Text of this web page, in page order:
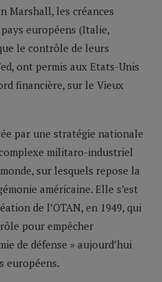
Marshall, les créances
européens (Italie,
le contrôle de leurs
ont permis aux Etats-Unis
financière, sur le Vieux
par une stratégie nationale
militaro-industriel
sur lesquels repose la
américaine. Elle s’est
de l’OTAN, en 1949, qui
pour empêcher
de défense » aujourd’hui
européens.